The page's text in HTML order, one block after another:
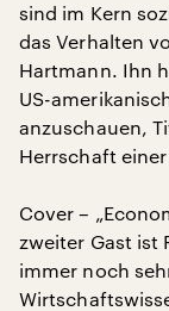
sind im Kern
das Verhalten
Hartmann. Ihn
US-
anzuschauen,
Herrschaft
Cover –
zweiter Gast ist
immer noch